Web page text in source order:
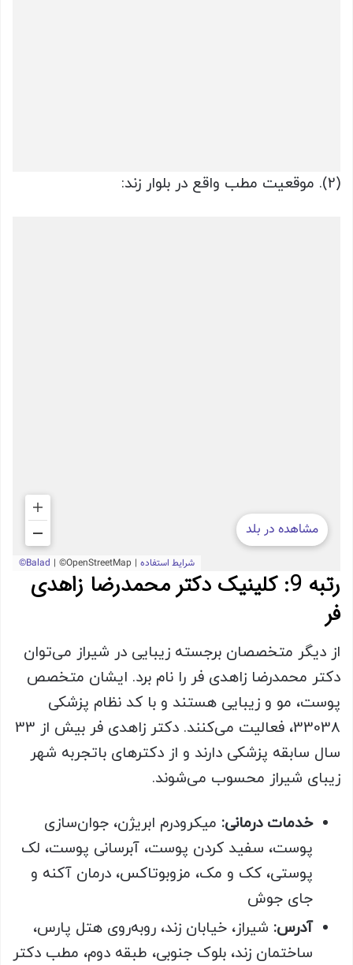
(2). موقعیت مطب واقع در بلوار زند:
رتبه 9: کلینیک دکتر محمدرضا زاهدی
فر
از دیگر متخصصان برجسته زیبایی در شیراز می‌توان
دکتر محمدرضا زاهدی فر را نام برد. ایشان متخصص
پوست، مو و زیبایی هستند و با کد نظام پزشکی
33038، فعالیت می‌کنند. دکتر زاهدی فر بیش از 33
سال سابقه پزشکی دارند و از دکترهای باتجربه شهر
زیبای شیراز محسوب می‌شوند.
خدمات درمانی: میکرودرم ابریژن، جوان‌سازی
پوست، سفید کردن پوست، آبرسانی پوست، لک
پوستی، کک و مک، مزوبوتاکس، درمان آکنه و
جای جوش
آدرس: شیراز، خیابان زند، روبه‌روی هتل پارس،
ساختمان زند، بلوک جنوبی، طبقه دوم، مطب دکتر